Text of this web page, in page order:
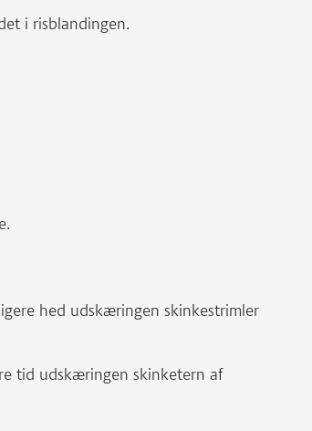
i risblandingen.
hed udskæringen skinkestrimler
tid udskæringen skinketern af